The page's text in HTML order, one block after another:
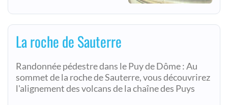
La roche de Sauterre
Randonnée pédestre dans le Puy de Dôme : Au
sommet de la roche de Sauterre, vous découvrirez
l'alignement des volcans de la chaîne des Puys